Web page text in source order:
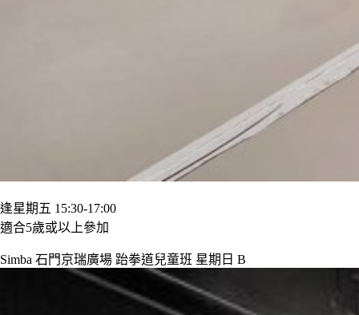
逢星期五 15:30-17:00
適合5歲或以上參加
Simba 石門京瑞廣場 跆拳道兒童班 星期日 B